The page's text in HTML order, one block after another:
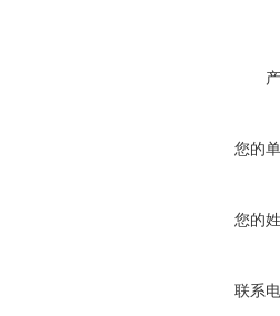
您的
您的
联系